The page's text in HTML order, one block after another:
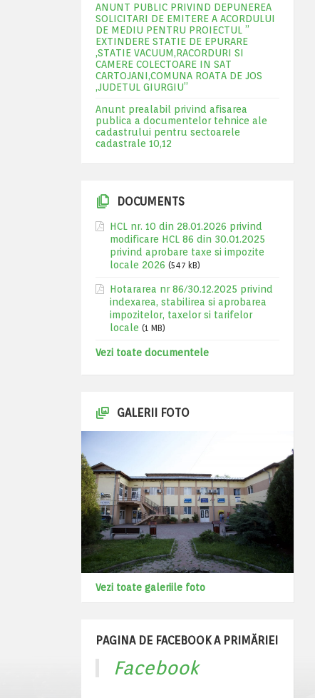
ANUNT PUBLIC PRIVIND DEPUNEREA
SOLICITARI DE EMITERE A ACORDULUI
DE MEDIU PENTRU PROIECTUL ”
EXTINDERE STATIE DE EPURARE
,STATIE VACUUM,RACORDURI SI
CAMERE COLECTOARE IN SAT
CARTOJANI,COMUNA ROATA DE JOS
,JUDETUL GIURGIU”
Anunt prealabil privind afisarea
publica a documentelor tehnice ale
cadastrului pentru sectoarele
cadastrale 10,12
DOCUMENTS
HCL nr. 10 din 28.01.2026 privind
modificare HCL 86 din 30.01.2025
privind aprobare taxe si impozite
locale 2026 (547 kB)
Hotararea nr 86/30.12.2025 privind
indexarea, stabilirea si aprobarea
impozitelor, taxelor si tarifelor
locale (1 MB)
Vezi toate documentele
GALERII FOTO
Vezi toate galeriile foto
PAGINA DE FACEBOOK A PRIMĂRIEI
Facebook